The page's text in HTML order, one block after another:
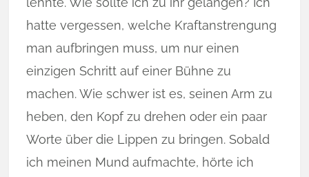
hatte vergessen, welche Kraftanstrengung
man aufbringen muss, um nur einen
einzigen Schritt auf einer Bühne zu
machen. Wie schwer ist es, seinen Arm zu
heben, den Kopf zu drehen oder ein paar
Worte über die Lippen zu bringen. Sobald
ich meinen Mund aufmachte, hörte ich